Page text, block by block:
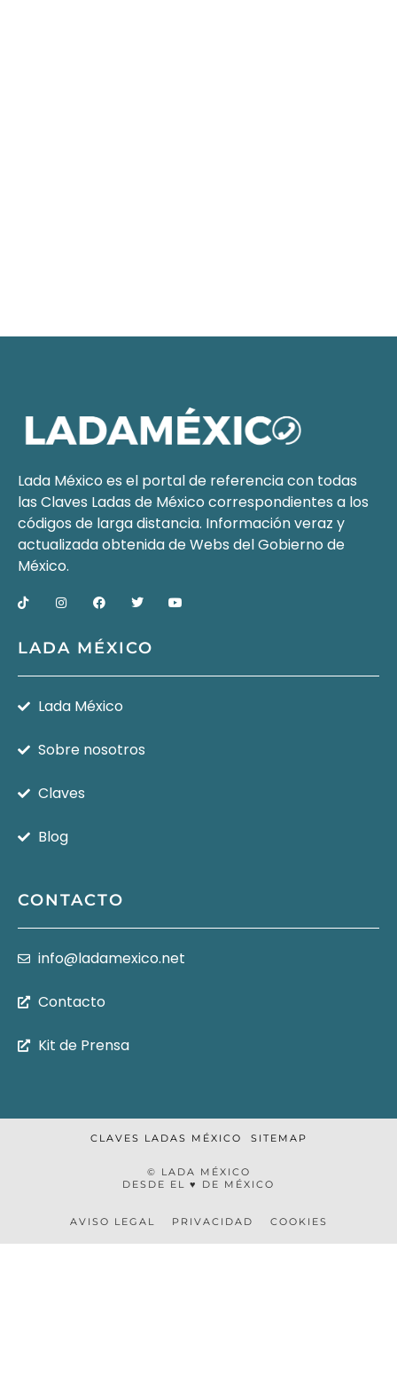
Lada México es el portal de referencia con todas
las Claves Ladas de México correspondientes a los
códigos de larga distancia. Información veraz y
actualizada obtenida de Webs delGobierno de
México.
LADA MÉXICO
Lada México
Sobre nosotros
Claves
Blog
CONTACTO
info@ladamexico.net
Contacto
Kit de Prensa
AVISO LEGAL PRIVACIDAD COOKIES
© LADA MÉXICO
DESDE EL ♥ DE MÉXICO
CLAVES LADAS MÉXICO SITEMAP